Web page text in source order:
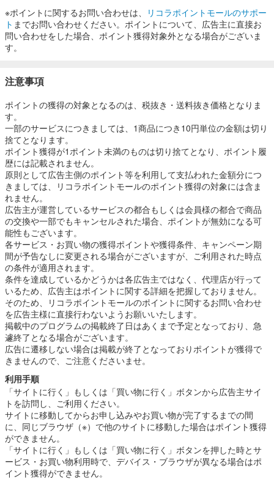
※ポイントに関するお問い合わせは、
リコラポイントモールのサポー
ト までお問い合わせください。ポイントについて、広告主に直接お
問い合わせをした場合、ポイント獲得対象外となる場合がございま
す。
注意事項
ポイントの獲得の対象となるのは、税抜き・送料抜き価格となりま
す。
一部のサービスにつきましては、1商品につき10円単位の金額は切り
捨てとなります。
ポイント獲得が1ポイント未満のものは切り捨てとなり、ポイント履
歴には記載されません。
原則として広告主側のポイント等を利用して支払われた金額分につ
きましては、リコラポイントモールのポイント獲得の対象には含ま
れません。
広告主が運営しているサービスの都合もしくは会員様の都合で商品
の交換や一部でもキャンセルされた場合、ポイントが無効になる可
能性もございます。
各サービス・お買い物の獲得ポイントや獲得条件、キャンペーン期
間が予告なしに変更される場合がございますが、ご利用された時点
の条件が適用されます。
条件を達成しているかどうかは各広告主ではなく、代理店が行って
いるため、広告主はポイントに関する詳細を把握しておりません。
そのため、リコラポイントモールのポイントに関するお問い合わせ
を広告主様に直接行わないようお願いいたします。
掲載中のプログラムの掲載終了日はあくまで予定となっており、急
遽終了となる場合がございます。
広告に遷移しない場合は掲載が終了となっておりポイントが獲得で
きませんので、ご注意くださいませ。
利用手順
「サイトに行く」もしくは「買い物に行く」ボタンから広告主サイ
トを訪問し、ご利用ください。
サイトに移動してからお申し込みやお買い物が完了するまでの間
に、同じブラウザ（※）で他のサイトに移動した場合はポイント獲得
ができません。
「サイトに行く」もしくは「買い物に行く」ボタンを押した時とサ
ービス・お買い物利用時で、デバイス・ブラウザが異なる場合はポ
イント獲得ができません。